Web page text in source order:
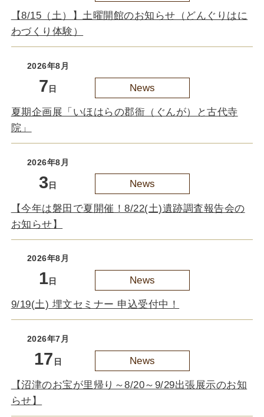
【8/15（土）】土曜開館のお知らせ（どんぐりはに
わづくり体験）
2026年8月
7 日 News
夏期企画展「いほはらの郡衙（ぐんが）と古代寺
院」
2026年8月
3日 News
【今年は磐田で夏開催！8/22(土)遺跡調査報告会の
お知らせ】
2026年8月
1日 News
9/19(土) 埋文セミナー 申込受付中！
2026年7月
17 日 News
【沼津のお宝が里帰り～8/20～9/29出張展示のお知
らせ】